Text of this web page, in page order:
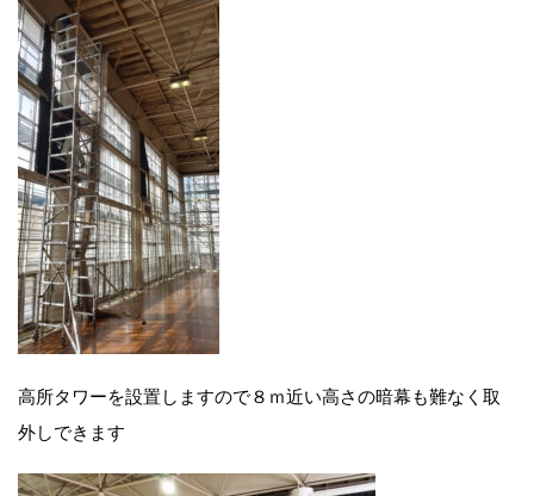
高所タワーを設置しますので８ｍ近い高さの暗幕も難なく取
外しできます